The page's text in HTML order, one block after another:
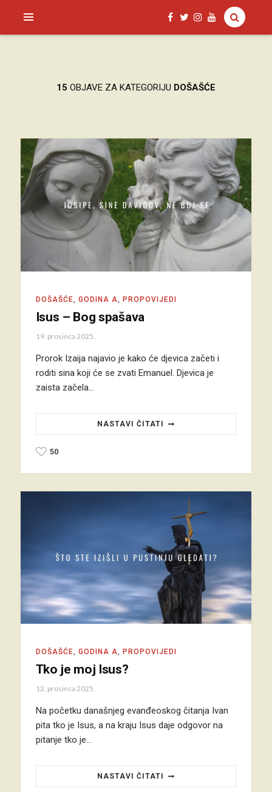
SAGUD.XYZ
15 OBJAVE ZA KATEGORIJU DOŠAŠĆE
DOŠAŠĆE GODINA A PROPOVIJEDI
Isus – Bog spašava
19. prosinca 2025.
Prorok Izaija najavio je kako će djevica začeti i
roditi sina koji će se zvati Emanuel. Djevica je
zaista začela…
NASTAVI ČITATI
50
DOŠAŠĆE, GODINA A, PROPOVIJEDI
Tko je moj Isus?
12. prosinca 2025.
Na početku današnjeg evanđeoskog čitanja Ivan
pita tko je Isus, a na kraju Isus daje odgovor na
pitanje tko je…
NASTAVI ČITATI